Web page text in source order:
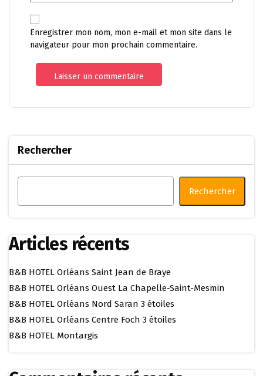
Enregistrer mon nom, mon e-mail et mon site dans le
navigateur pour mon prochain commentaire.
Rechercher
Rechercher
Articles récents
B&B HOTEL Orléans Saint Jean de Braye
B&B HOTEL Orléans Ouest La Chapelle-Saint-Mesmin
B&B HOTEL Orléans Nord Saran 3 étoiles
B&B HOTEL Orléans Centre Foch 3 étoiles
B&B HOTEL Montargis